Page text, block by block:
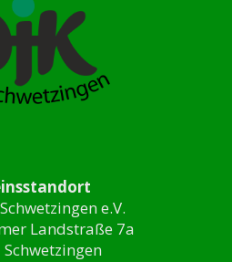
e.V.
Landstraße 7a